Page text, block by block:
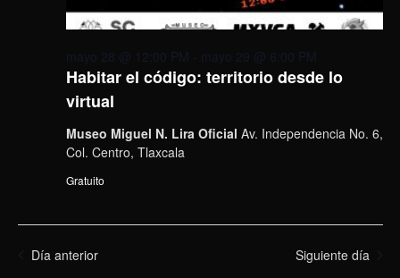
Habitar el código: territorio desde lo
virtual
mayo 28 @ 12:00 PM - mayo 29 @ 6:00 PM
Museo Miguel N. Lira Oficial Av. Independencia No. 6,
Col. Centro, Tlaxcala
Gratuito
Día anterior Siguiente día